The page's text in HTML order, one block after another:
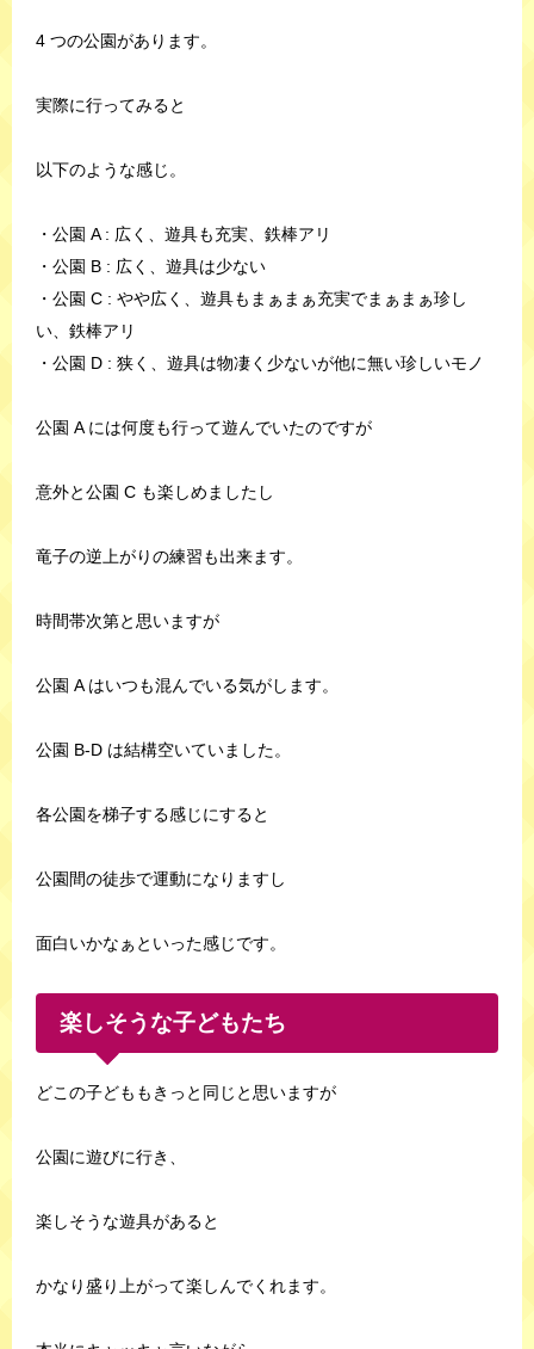
4 つの公園があります。
実際に行ってみると
以下のような感じ。
・公園 A : 広く、遊具も充実、鉄棒アリ
・公園 B : 広く、遊具は少ない
・公園 C : やや広く、遊具もまぁまぁ充実でまぁまぁ珍し
い、鉄棒アリ
・公園 D : 狭く、遊具は物凄く少ないが他に無い珍しいモノ
公園 A には何度も行って遊んでいたのですが
意外と公園 C も楽しめましたし
竜子の逆上がりの練習も出来ます。
時間帯次第と思いますが
公園 A はいつも混んでいる気がします。
公園 B-D は結構空いていました。
各公園を梯子する感じにすると
公園間の徒歩で運動になりますし
面白いかなぁといった感じです。
楽しそうな子どもたち
どこの子どももきっと同じと思いますが
公園に遊びに行き、
楽しそうな遊具があると
かなり盛り上がって楽しんでくれます。